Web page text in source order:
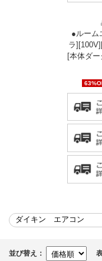
●ルーム
ラ
[本体ダ
並び替え：